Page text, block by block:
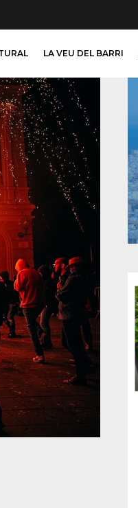
LA VEU DEL BARRI